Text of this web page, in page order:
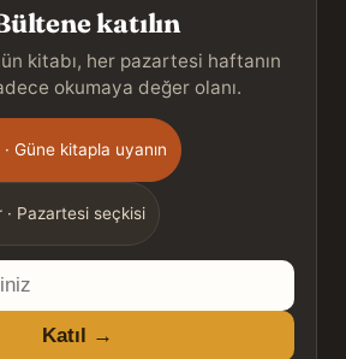
katılın
kitabı, her pazartesi haftanın
okumaya değer olanı.
Güne kitapla uyanın
Pazartesi seçkisi
Katıl →